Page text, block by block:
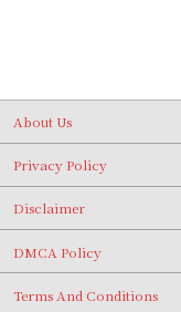
About Us
Privacy Policy
Disclaimer
DMCA Policy
Terms And Conditions